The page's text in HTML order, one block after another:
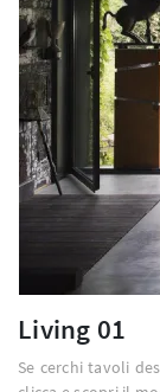
Living 01
Se cerchi tavoli